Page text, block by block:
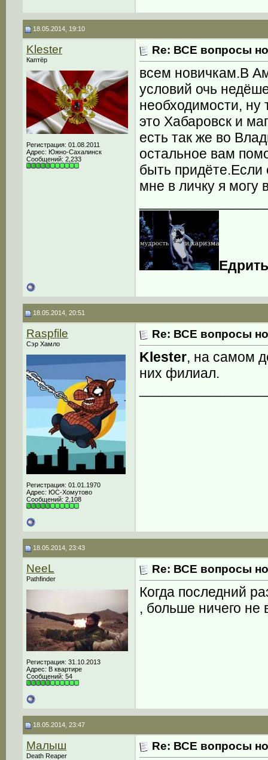
18.05.2014, 19:10
Klester
Каптёр
Регистрация: 01.08.2011
Адрес: Южно-Сахалинск
Сообщений: 2,233
Re: ВСЕ вопросы
всем новичкам.В
условий очь
необходимости,
это Хабаровск и
есть так же во
остальное вам
быть придёте.Если
мне в личку я могу
18.05.2014, 20:51
Raspfile
Сэр Хамло
Регистрация: 01.01.1970
Адрес: ЮС-Хомутово
Сообщений: 2,108
Re: ВСЕ вопросы
Klester, на самом
них филиал.
18.05.2014, 23:43
NeeL
Pathfinder
Регистрация: 31.10.2013
Адрес: В квартире
Сообщений: 54
Re: ВСЕ вопросы
Когда последний
, больше ничего не
18.05.2014, 23:47
Малыш
Death Reaper
Re: ВСЕ вопросы